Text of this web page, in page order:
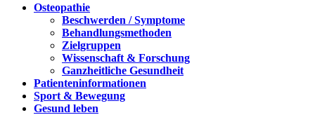
Osteopathie
Beschwerden / Symptome
Behandlungsmethoden
Zielgruppen
Wissenschaft & Forschung
Ganzheitliche Gesundheit
Patienteninformationen
Sport & Bewegung
Gesund leben